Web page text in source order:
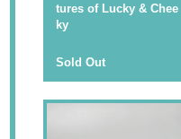
tures of Lucky & Chee
ky
Sold Out